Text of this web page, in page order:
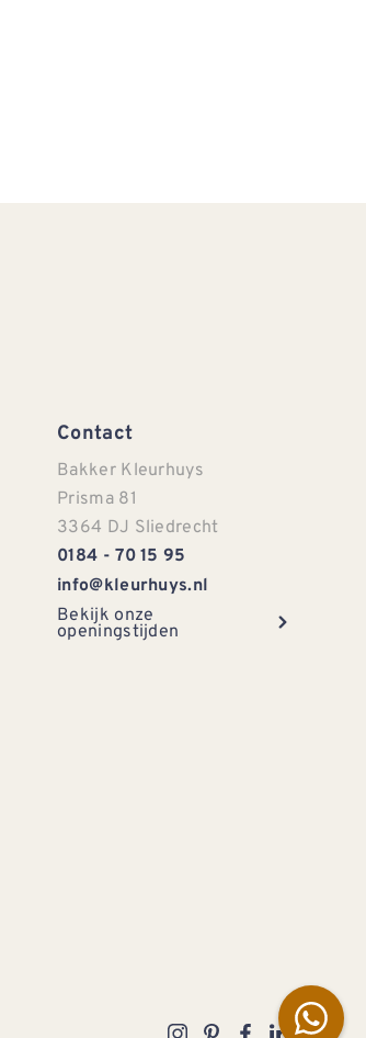
Contact
Bakker Kleurhuys
Prisma 81
3364 DJ Sliedrecht
0184 - 70 15 95
info@kleurhuys.nl
Bekijk onze
openingstijden